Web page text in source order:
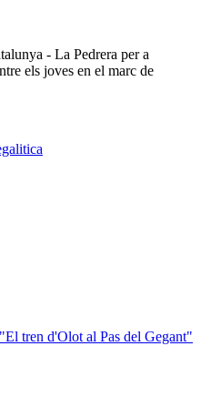
- La Pedrera per a
els joves en el marc de
tren d'Olot al Pas del Gegant"